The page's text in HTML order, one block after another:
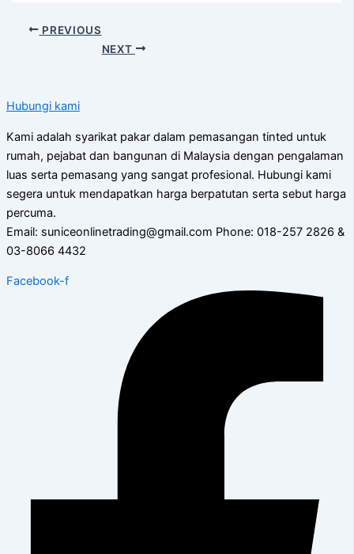
PREVIOUS
NEXT
Hubungi kami
Kami adalah syarikat pakar dalam pemasangan tinted untuk
rumah, pejabat dan bangunan di Malaysia dengan pengalaman
luas serta pemasang yang sangat profesional. Hubungi kami
segera untuk mendapatkan harga berpatutan serta sebut harga
percuma.
Email: suniceonlinetrading@gmail.com Phone: 018-257 2826 &
03-8066 4432
Facebook-f